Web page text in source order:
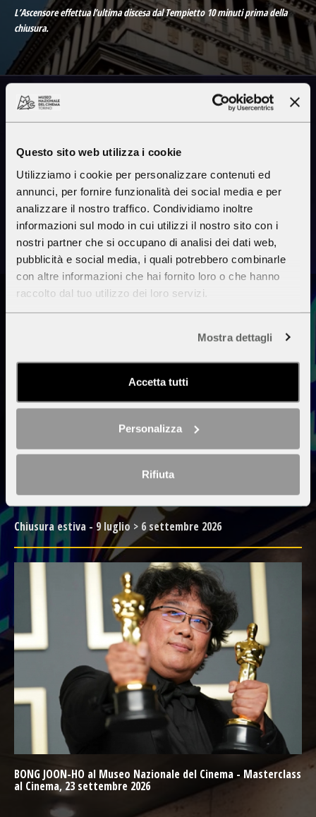
Questo sito web utilizza i cookie
Utilizziamo i cookie per personalizzare contenuti ed
annunci, per fornire funzionalità dei social media e per
analizzare il nostro traffico. Condividiamo inoltre
informazioni sul modo in cui utilizzi il nostro sito con i
nostri partner che si occupano di analisi dei dati web,
pubblicità e social media, i quali potrebbero combinarle
con altre informazioni che hai fornito loro o che hanno
raccolto dal tuo utilizzo dei loro servizi.
Mostra dettagli
Accetta tutti
Personalizza
Rifiuta
L’Ascensore effettua l’ultima discesa dal Tempietto 10 minuti prima della
chiusura.
Cinema
Massimo
INFO PROGRAMMA
CINEMA
Chiusura estiva - 9 luglio > 6 settembre 2026
BONG JOON-HO al Museo Nazionale del Cinema - Masterclass
al Cinema, 23 settembre 2026